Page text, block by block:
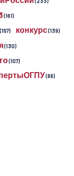
(161)
конкурс(139)
(130)
(107)
(88)